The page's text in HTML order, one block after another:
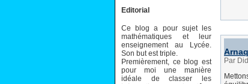
Editorial
Ce blog a pour sujet les
mathématiques et leur
enseignement au Lycée.
Son but est triple.
Premièrement, ce blog est
pour moi une manière
idéale de classer les
Par